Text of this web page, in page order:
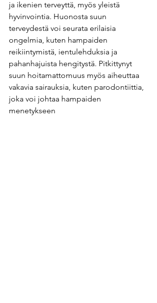
ja ikenien terveyttä, myös yleistä
hyvinvointia. Huonosta suun
terveydestä voi seurata erilaisia
ongelmia, kuten hampaiden
reikiintymistä, ientulehduksia ja
pahanhajuista hengitystä. Pitkittynyt
suun hoitamattomuus myös aiheuttaa
vakavia sairauksia, kuten parodontiittia,
joka voi johtaa hampaiden
menetykseen